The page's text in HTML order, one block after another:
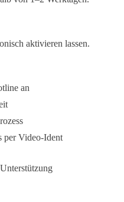
aktivieren lassen.
an
per Video-Ident